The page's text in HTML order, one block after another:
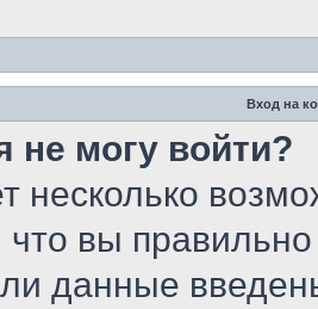
Вход на
не могу войти?
несколько
что вы
данные